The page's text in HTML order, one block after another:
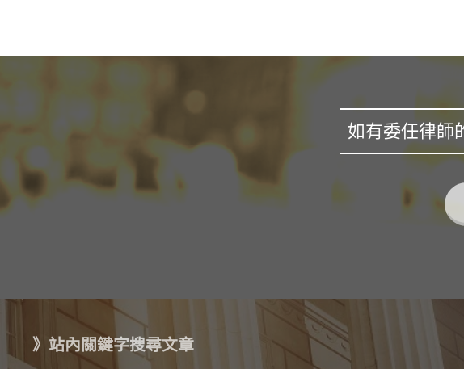
如有委任律師
》站內關鍵字搜尋文章